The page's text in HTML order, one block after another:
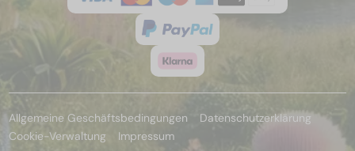
Allgemeine Geschäftsbedingungen
Datenschutzerklärung
Cookie-Verwaltung
Impressum